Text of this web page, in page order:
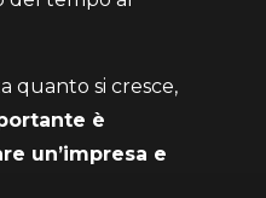
quanto si cresce,
è
un’impresa e